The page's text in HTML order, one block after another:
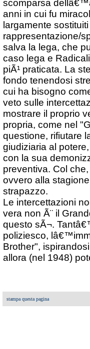
scomparsa
anni in cui fu
largamente
rappresentazione/
salva la lega, che
caso lega e
piÃ¹ praticata. La
fondo tenendosi
cui ha bisogno
veto sulle
mostrare il proprio
propria, come nel
questione, rifiutare
giudiziaria al
con la sua
preventiva. Col
ovvero alla
strapazzo.
Le intercettazioni
vera non Ã¨ il
questo sÃ¬.
poliziesco,
Brother",
allora (nel 1948)
stampa questa pagina